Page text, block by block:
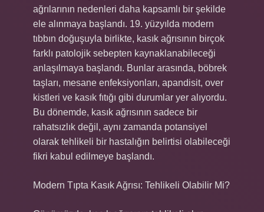
ağrılarının nedenleri daha kapsamlı bir şekilde
ele alınmaya başlandı. 19. yüzyılda modern
tıbbın doğuşuyla birlikte, kasık ağrısının birçok
farklı patolojik sebepten kaynaklanabileceği
anlaşılmaya başlandı. Bunlar arasında, böbrek
taşları, mesane enfeksiyonları, apandisit, over
kistleri ve kasık fıtığı gibi durumlar yer alıyordu.
Bu dönemde, kasık ağrısının sadece bir
rahatsızlık değil, aynı zamanda potansiyel
olarak tehlikeli bir hastalığın belirtisi olabileceği
fikri kabul edilmeye başlandı.
Modern Tıpta Kasık Ağrısı: Tehlikeli Olabilir Mi?